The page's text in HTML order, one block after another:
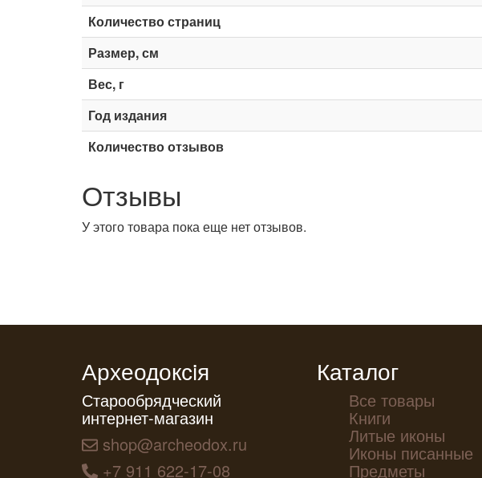
Количество страниц
Размер, см
Вес, г
Год издания
Количество отзывов
Отзывы
У этого товара пока еще нет отзывов.
Археодоксiя
Старообрядческий
интернет-магазин
shop@archeodox.ru
+7 911 622-17-08
Каталог
Все товары
Книги
Литые иконы
Иконы писанные
Предметы